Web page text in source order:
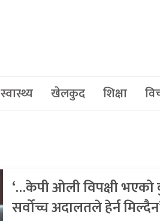
स्वास्थ्य खेलकुद शिक्षा
‘…केपी ओली विपक्षी भएको
सर्वोच्च अदालतले हेर्न